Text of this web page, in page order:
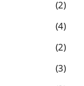
2
4
2
3